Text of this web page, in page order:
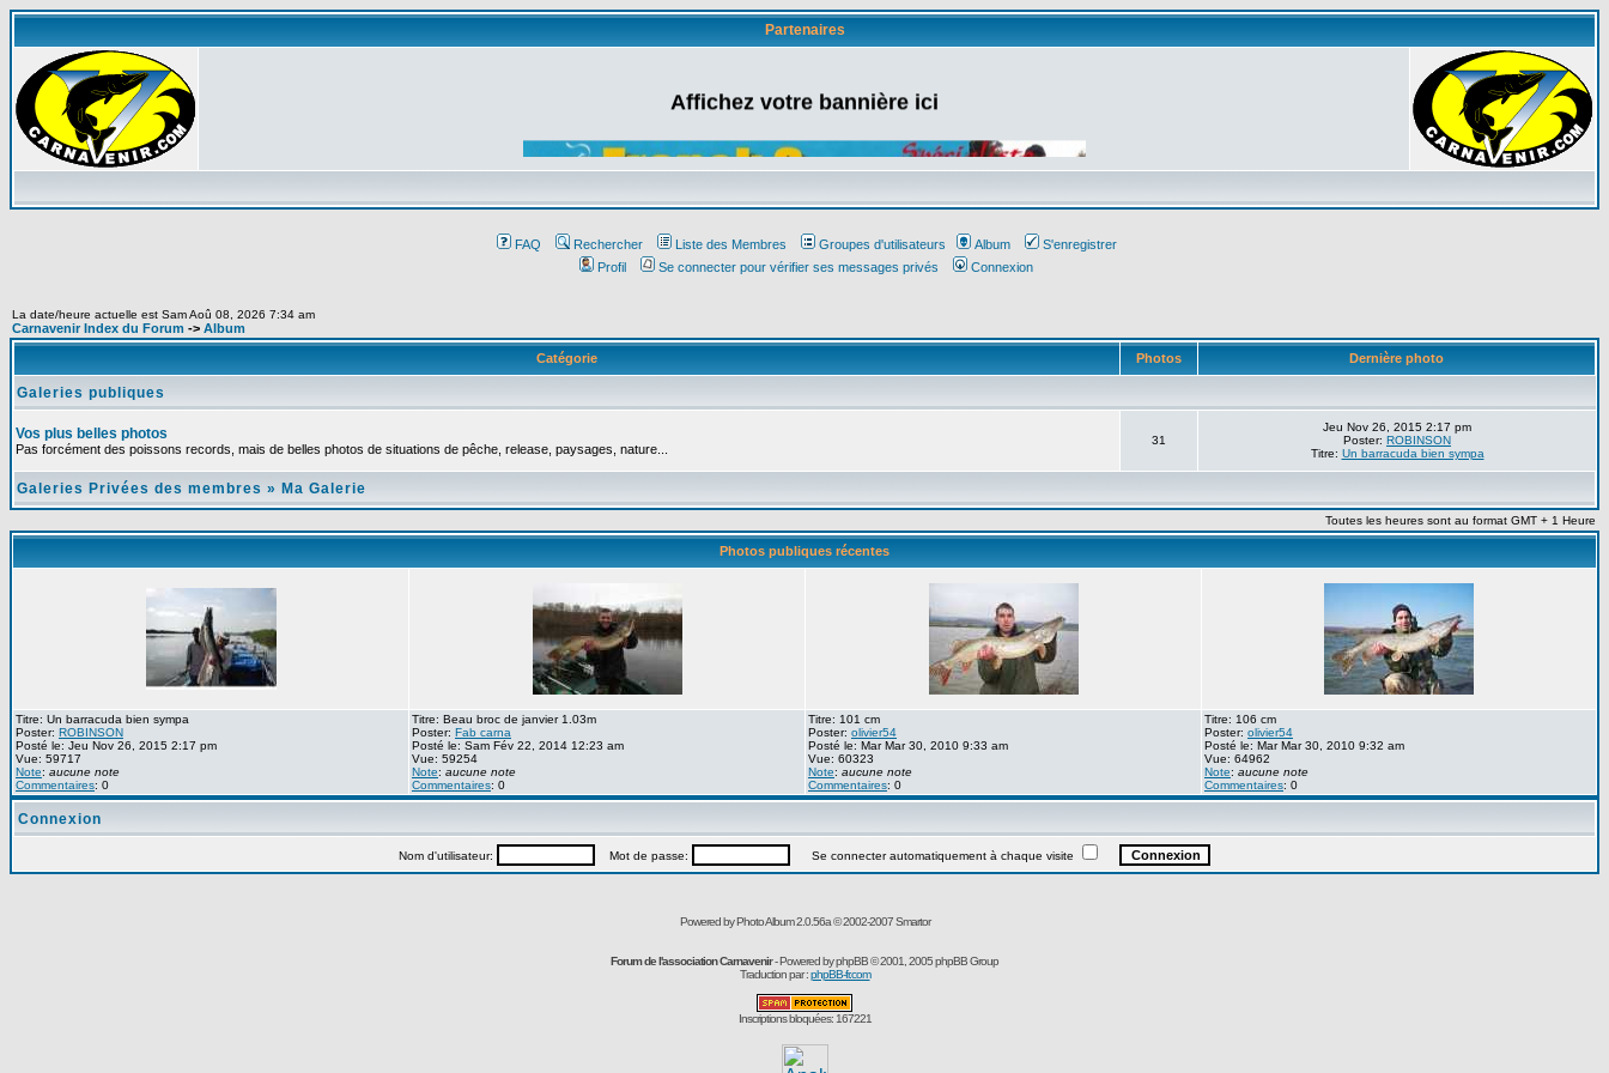
Partenaires
Affichez votre bannière ici
FAQ Rechercher Liste des Membres Groupes d'utilisateurs Album
S'enregistrer
Profil
Se connecter pour vérifier ses messages privés Connexion
La date/heure actuelle est Sam Aoû 08, 2026 7:34 am
Carnavenir Index du Forum -> Album
Catégorie Photos Dernière photo
Galeries publiques
Vos plus belles photos
Pas forcément des poissons records, mais de belles photos de situations de pêche, release, paysages, nature...
31
Jeu Nov 26, 2015 2:17 pm
Poster: ROBINSON
Titre: Un barracuda bien sympa
Galeries Privées des membres » Ma Galerie
Toutes les heures sont au format GMT + 1 Heure
Photos publiques récentes
Titre: Un barracuda bien sympa
Poster: ROBINSON
Posté le: Jeu Nov 26, 2015 2:17 pm
Vue: 59717
Note: aucune note
Commentaires: 0
Titre: Beau broc de janvier 1.03m
Poster: Fab carna
Posté le: Sam Fév 22, 2014 12:23 am
Vue: 59254
Note: aucune note
Commentaires: 0
Titre: 101 cm
Poster: olivier54
Posté le: Mar Mar 30, 2010 9:33 am
Vue: 60323
Note: aucune note
Commentaires: 0
Titre: 106 cm
Poster: olivier54
Posté le: Mar Mar 30, 2010 9:32 am
Vue: 64962
Note: aucune note
Commentaires: 0
Connexion
Nom d'utilisateur: Mot de passe: Se connecter automatiquement à chaque visite
Powered by Photo Album 2.0.56a © 2002-2007Smartor
Forum de l'association Carnavenir- Powered byphpBB© 2001, 2005 phpBB Group
Traduction par :phpBB-fr.com
Inscriptions bloquées: 167221